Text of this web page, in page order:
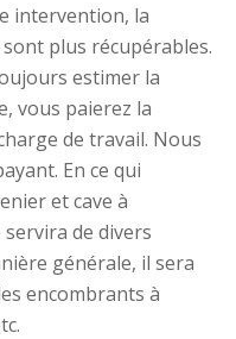
intervention, la
plus récupérables.
estimer la
vous paierez la
de travail. Nous
En ce qui
et cave à
de divers
générale, il sera
encombrants à